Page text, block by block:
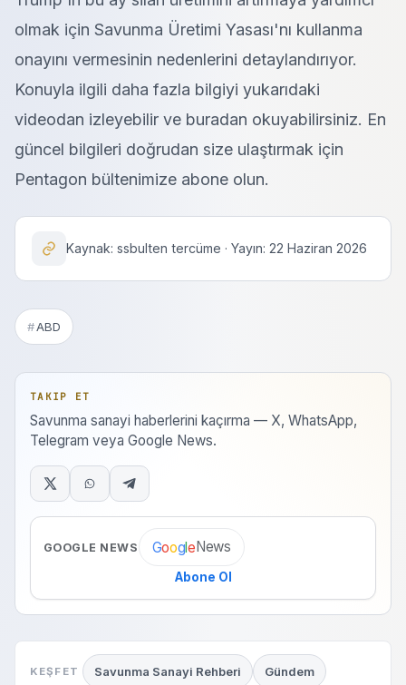
olmak için Savunma Üretimi Yasası'nı kullanma
onayını vermesinin nedenlerini detaylandırıyor.
Konuyla ilgili daha fazla bilgiyi yukarıdaki
videodan izleyebilir ve buradan okuyabilirsiniz. En
güncel bilgileri doğrudan size ulaştırmak için
Pentagon bültenimize abone olun.
Kaynak: ssbulten tercüme · Yayın: 22 Haziran 2026
ABD
TAKIP ET
Savunma sanayi haberlerini kaçırma — X, WhatsApp,
Telegram veya Google News.
GOOGLE NEWS GoogleNews
Abone Ol
KEŞFET Savunma Sanayi Rehberi Gündem